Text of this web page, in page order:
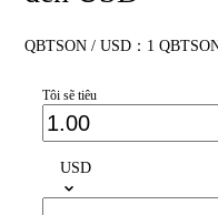
QBTSON / USD：1
Tôi sẽ tiêu
USD